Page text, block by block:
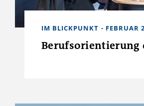
IM BLICKPUNKT - FEBRUAR
Berufsorientierung